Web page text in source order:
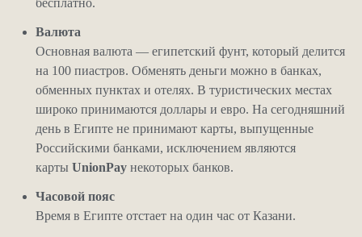
бесплатно.
Валюта
Основная валюта — египетский фунт, который делится
на 100 пиастров. Обменять деньги можно в банках,
обменных пунктах и отелях. В туристических местах
широко принимаются доллары и евро. На сегодняшний
день в Египте не принимают карты, выпущенные
Российскими банками, исключением являются
карты UnionPay некоторых банков.
Часовой пояс
Время в Египте отстает на один час от Казани.